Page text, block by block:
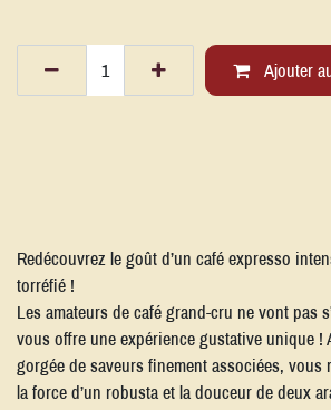
Ajouter
Redécouvrez le goût d’un café expresso
torréfié !
Les amateurs de café grand-cru ne vont pas
vous offre une expérience gustative unique !
gorgée de saveurs finement associées, vous
la force d’un robusta et la douceur de deux